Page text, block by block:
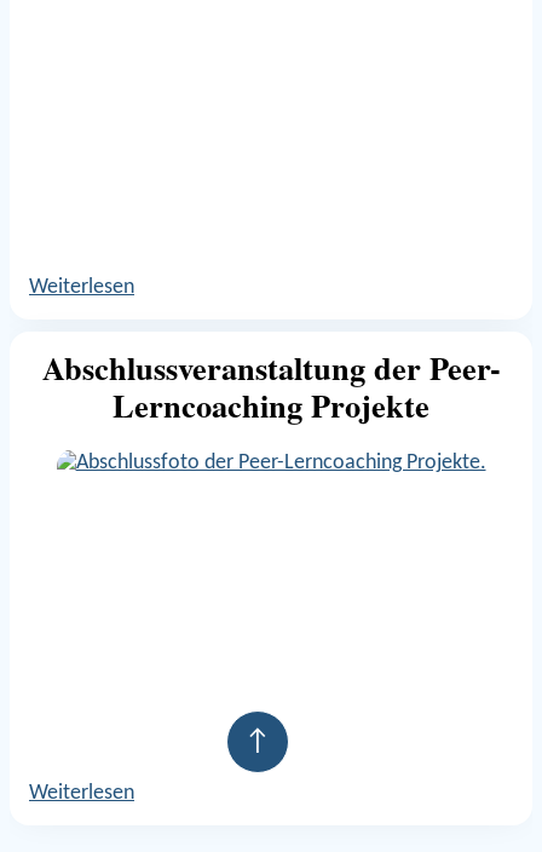
Weiterlesen
Abschlussveranstaltung der Peer-
Lerncoaching Projekte
Weiterlesen
↑